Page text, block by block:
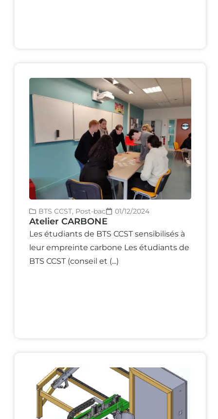
BTS CCST, Post-bac 01/12/2024
Atelier CARBONE
Les étudiants de BTS CCST sensibilisés à
leur empreinte carbone Les étudiants de
BTS CCST (conseil et (...)